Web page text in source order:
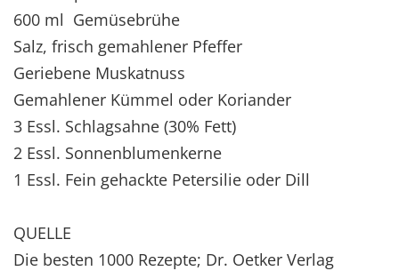
600 ml Gemüsebrühe
Salz, frisch gemahlener Pfeffer
Geriebene Muskatnuss
Gemahlener Kümmel oder Koriander
3 Essl. Schlagsahne (30% Fett)
2 Essl. Sonnenblumenkerne
1 Essl. Fein gehackte Petersilie oder Dill
QUELLE
Die besten 1000 Rezepte; Dr. Oetker Verlag